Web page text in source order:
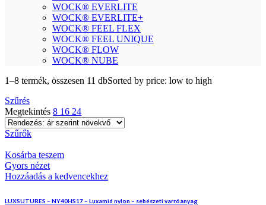
WOCK® EVERLITE
WOCK® EVERLITE+
WOCK® FEEL FLEX
WOCK® FEEL UNIQUE
WOCK® FLOW
WOCK® NUBE
1–8 termék, összesen 11 dbSorted by price: low to high
Szűrés
Megtekintés 8 16 24
Szűrők
Kosárba teszem
Gyors nézet
Hozzáadás a kedvencekhez
LUXSUTURES – NY40HS17 – Luxamid nylon – sebészeti varróanyag